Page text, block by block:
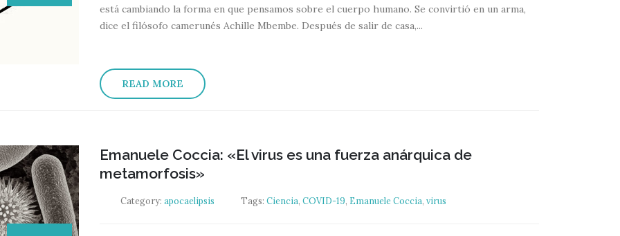
está cambiando la forma en que pensamos sobre el cuerpo humano. Se convirtió en un arma,
dice el filósofo camerunés Achille Mbembe. Después de salir de casa,...
READ MORE
Emanuele Coccia: «El virus es una fuerza anárquica de
metamorfosis»
Category: apocaelipsis Tags: Ciencia, COVID-19, Emanuele Coccia, virus